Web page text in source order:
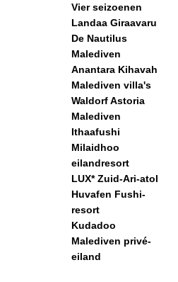
Vier seizoenen
Landaa Giraavaru
De Nautilus
Malediven
Anantara Kihavah
Malediven villa's
Waldorf Astoria
Malediven
Ithaafushi
Milaidhoo
eilandresort
LUX* Zuid-Ari-atol
Huvafen Fushi-
resort
Kudadoo
Malediven privé-
eiland